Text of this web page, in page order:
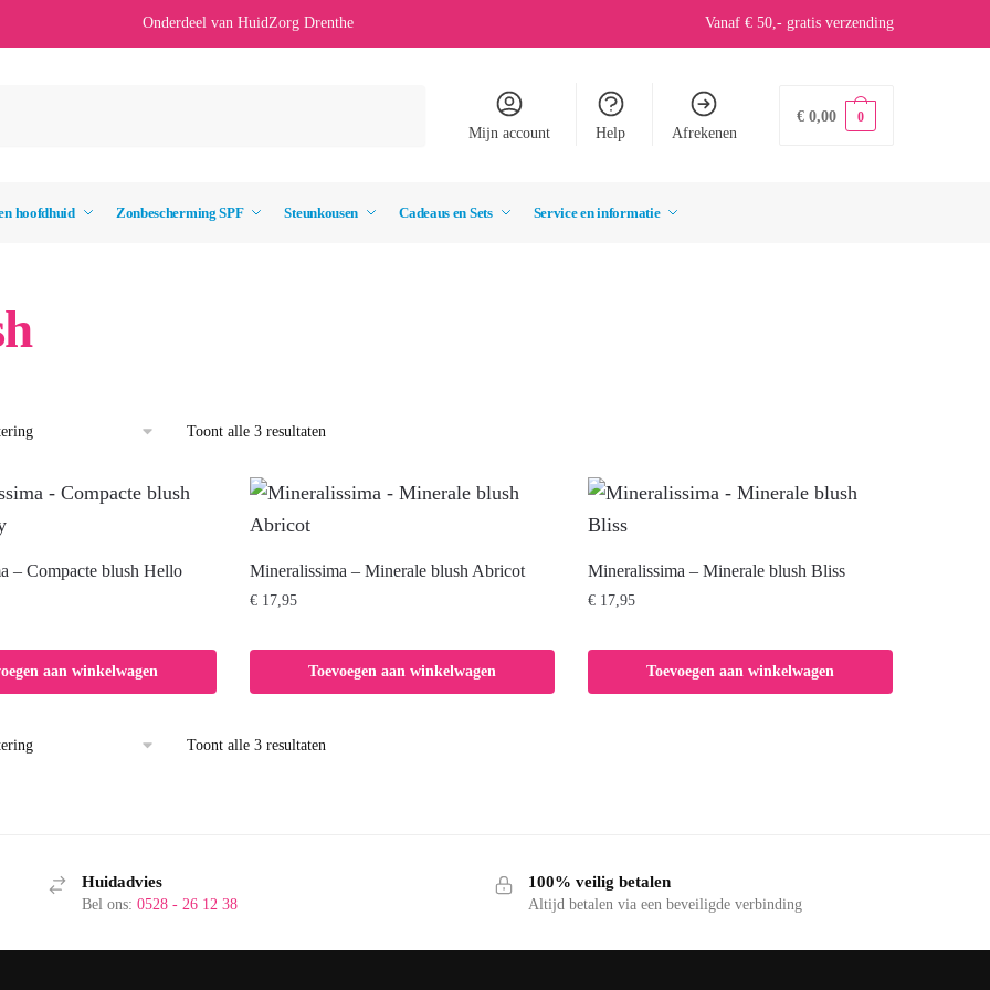
Onderdeel van HuidZorg Drenthe Vanaf € 50,- gratis verzending
Mijn account Help Afrekenen
€ 0,00 0
hoofdhuid Zonbescherming SPF Steunkousen Cadeaus en Sets Service en informatie
Toont alle 3 resultaten
– Compacte blush Hello
aan winkelwagen
Mineralissima – Minerale blush Abricot
€17,95
Toevoegen aan winkelwagen
Mineralissima – Minerale blush Bliss
€ 17,95
Toevoegen aan winkelwagen
Toont alle 3 resultaten
Huidadvies
Bel ons:0528 - 26 12 38
100% veilig betalen
Altijd betalen via een beveiligde verbinding